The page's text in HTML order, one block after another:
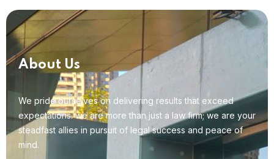
About Us
We pride ourselves on delivering results that exceed
expectations. we are more than just a law firm; we are your
steadfast allies in pursuit of legal success and peace of
mind.